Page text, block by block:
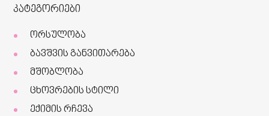
კატეგორიები
ორსულობა
ბავშვის განვითარება
მშობლობა
ცხოვრების სტილი
ექიმის რჩევა